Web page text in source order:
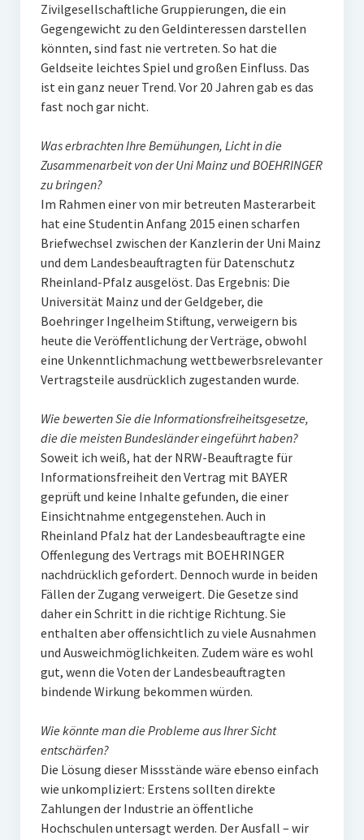
Zivilgesellschaftliche Gruppierungen, die ein
Gegengewicht zu den Geldinteressen darstellen
könnten, sind fast nie vertreten. So hat die
Geldseite leichtes Spiel und großen Einfluss. Das
ist ein ganz neuer Trend. Vor 20 Jahren gab es das
fast noch gar nicht.
Was erbrachten Ihre Bemühungen, Licht in die
Zusammenarbeit von der Uni Mainz und BOEHRINGER
zu bringen?
Im Rahmen einer von mir betreuten Masterarbeit
hat eine Studentin Anfang 2015 einen scharfen
Briefwechsel zwischen der Kanzlerin der Uni Mainz
und dem Landesbeauftragten für Datenschutz
Rheinland-Pfalz ausgelöst. Das Ergebnis: Die
Universität Mainz und der Geldgeber, die
Boehringer Ingelheim Stiftung, verweigern bis
heute die Veröffentlichung der Verträge, obwohl
eine Unkenntlichmachung wettbewerbsrelevanter
Vertragsteile ausdrücklich zugestanden wurde.
Wie bewerten Sie die Informationsfreiheitsgesetze,
die die meisten Bundesländer eingeführt haben?
Soweit ich weiß, hat der NRW-Beauftragte für
Informationsfreiheit den Vertrag mit BAYER
geprüft und keine Inhalte gefunden, die einer
Einsichtnahme entgegenstehen. Auch in
Rheinland Pfalz hat der Landesbeauftragte eine
Offenlegung des Vertrags mit BOEHRINGER
nachdrücklich gefordert. Dennoch wurde in beiden
Fällen der Zugang verweigert. Die Gesetze sind
daher ein Schritt in die richtige Richtung. Sie
enthalten aber offensichtlich zu viele Ausnahmen
und Ausweichmöglichkeiten. Zudem wäre es wohl
gut, wenn die Voten der Landesbeauftragten
bindende Wirkung bekommen würden.
Wie könnte man die Probleme aus Ihrer Sicht
entschärfen?
Die Lösung dieser Missstände wäre ebenso einfach
wie unkompliziert: Erstens sollten direkte
Zahlungen der Industrie an öffentliche
Hochschulen untersagt werden. Der Ausfall – wir